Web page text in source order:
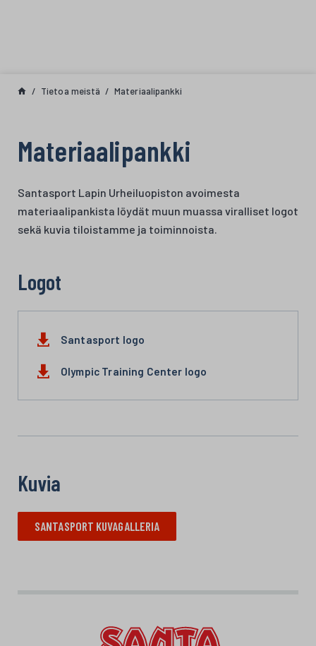
Tietoa meistä Materiaalipankki
Materiaalipankki
Santasport Lapin Urheiluopiston avoimesta
materiaalipankista löydät muun muassa viralliset logot
sekä kuvia tiloistamme ja toiminnoista.
Logot
Santasport logo
Olympic Training Center logo
Kuvia
SANTASPORT KUVAGALLERIA